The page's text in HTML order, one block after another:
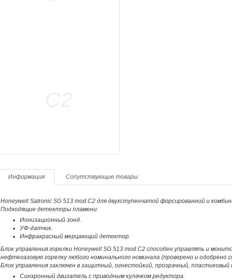
Информация Сопутствующие товары
Honeywell Satronic SG 513 mod.C2 для двухступенчатой форсированной и
Подходящие детекторы пламени:
Ионизационный зонд.
УФ-датчик.
Инфракрасный мерцающий детектор.
Блок управления горелки Honeywell SG 513 mod C2 способен управлять и
нефтегазовую горелку любого номинального номинала (проверено и одобрено
Блок управления заключен в защитный, огнестойкий, прозрачный, пластиковый
Синхронный двигатель с приводным кулачком редуктора.